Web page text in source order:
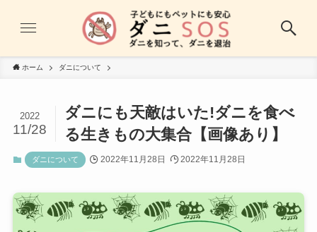
ホーム ダニについて
ダニにも天敵はいた!ダニを食べ
る生きもの大集合【画像あり】
2022
11/28
ダニについて 2022年11月28日 2022年11月28日